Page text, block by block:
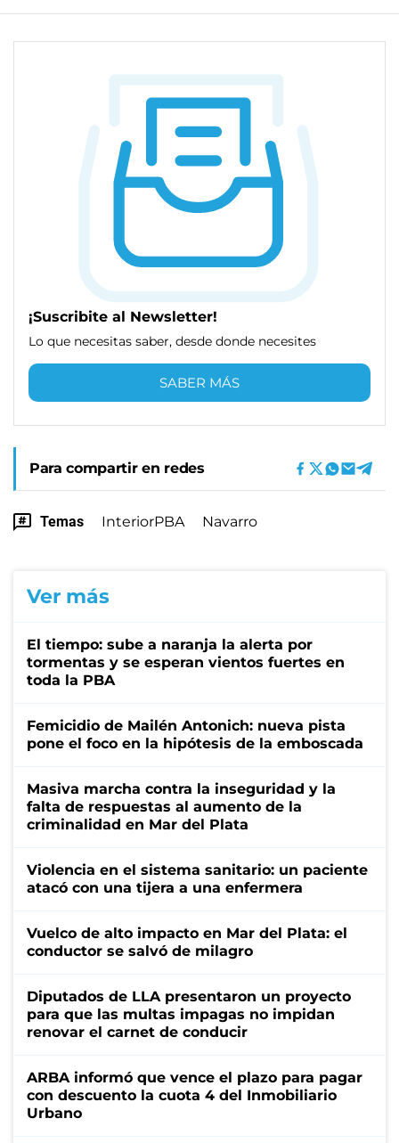
¡Suscribite al Newsletter!
Lo que necesitas saber, desde donde necesites
SABER MÁS
Para compartir en redes
Temas InteriorPBA Navarro
Ver más
El tiempo: sube a naranja la alerta por
tormentas y se esperan vientos fuertes en
toda la PBA
Femicidio de Mailén Antonich: nueva pista
pone el foco en la hipótesis de la emboscada
Masiva marcha contra la inseguridad y la
falta de respuestas al aumento de la
criminalidad en Mar del Plata
Violencia en el sistema sanitario: un paciente
atacó con una tijera a una enfermera
Vuelco de alto impacto en Mar del Plata: el
conductor se salvó de milagro
Diputados de LLA presentaron un proyecto
para que las multas impagas no impidan
renovar el carnet de conducir
ARBA informó que vence el plazo para pagar
con descuento la cuota 4 del Inmobiliario
Urbano